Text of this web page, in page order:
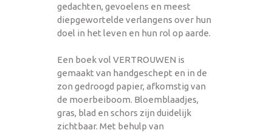
gedachten, gevoelens en meest
diepgewortelde verlangens over hun
doel in het leven en hun rol op aarde.
Een boek vol VERTROUWEN is
gemaakt van handgeschept en in de
zon gedroogd papier, afkomstig van
de moerbeiboom. Bloemblaadjes,
gras, blad en schors zijn duidelijk
zichtbaar. Met behulp van